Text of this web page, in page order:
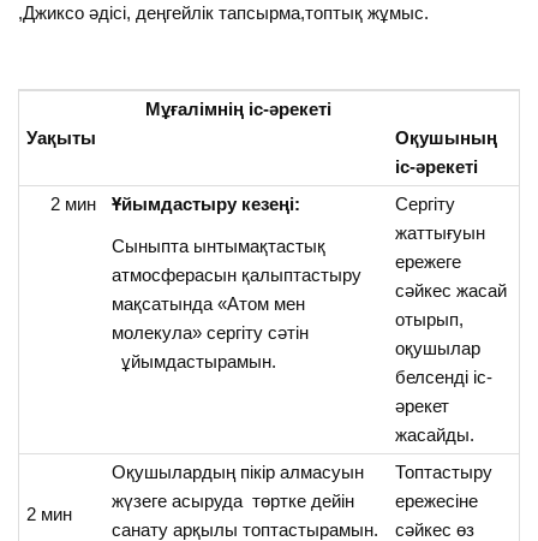
,Джиксо әдісі, деңгейлік тапсырма,топтық жұмыс.
Уақыты
Мұғалімнің іс-әрекеті
Оқушының
іс-әрекеті
2 мин Ұйымдастыру кезеңі:
Сыныпта ынтымақтастық
атмосферасын қалыптастыру
мақсатында «Атом мен
молекула» сергіту сәтін
ұйымдастырамын.
Сергіту
жаттығуын
ережеге
сәйкес жасай
отырып,
оқушылар
белсенді іс-
әрекет
жасайды.
2 мин
Оқушылардың пікір алмасуын
жүзеге асыруда төртке дейін
санату арқылы топтастырамын.
Топтастыру
ережесіне
сәйкес өз